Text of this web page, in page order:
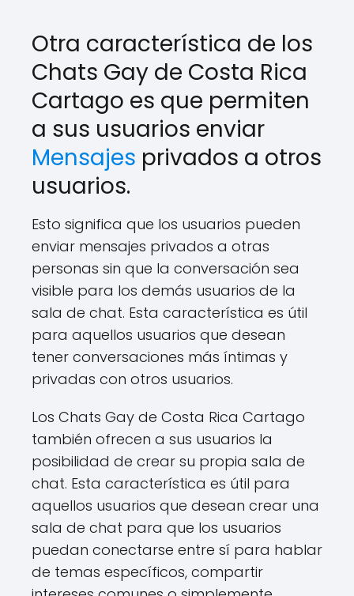
Otra característica de los
Chats Gay de Costa Rica
Cartago es que permiten
a sus usuarios enviar
Mensajes privados a otros
usuarios.
Esto significa que los usuarios pueden
enviar mensajes privados a otras
personas sin que la conversación sea
visible para los demás usuarios de la
sala de chat. Esta característica es útil
para aquellos usuarios que desean
tener conversaciones más íntimas y
privadas con otros usuarios.
Los Chats Gay de Costa Rica Cartago
también ofrecen a sus usuarios la
posibilidad de crear su propia sala de
chat. Esta característica es útil para
aquellos usuarios que desean crear una
sala de chat para que los usuarios
puedan conectarse entre sí para hablar
de temas específicos, compartir